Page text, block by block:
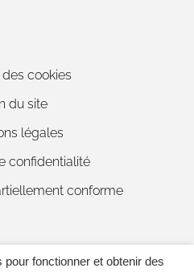
fonctionner et obtenir des
cookies
du site
légales
confidentialité
conforme
parInovagora (ouverture dans un